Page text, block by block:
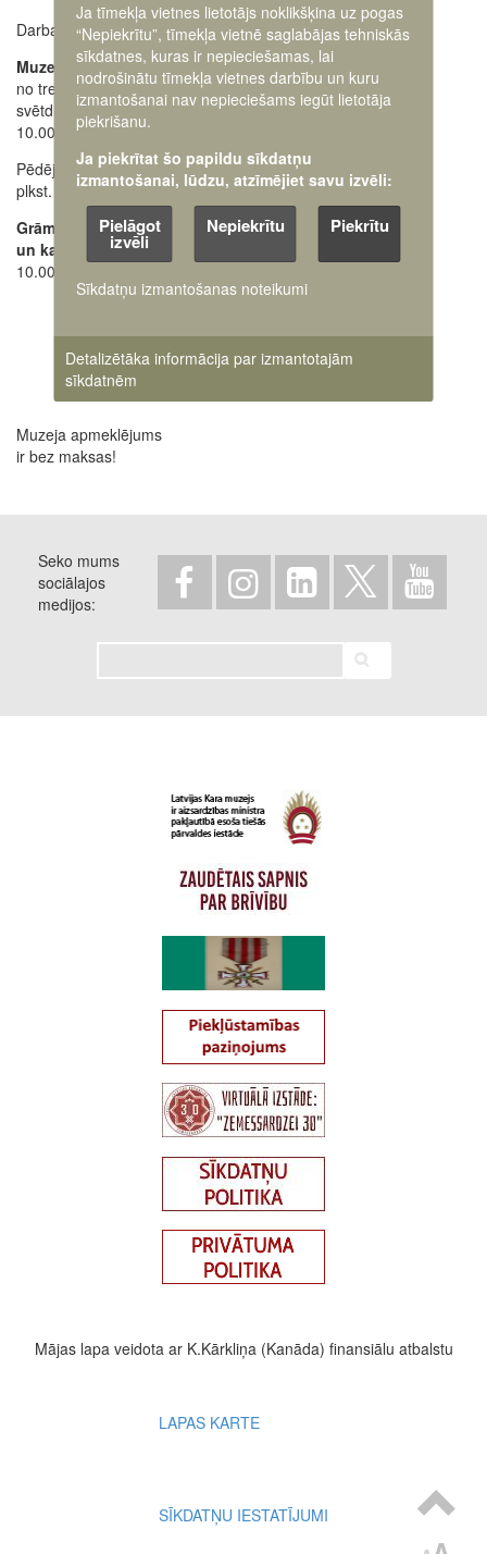
Darba laiki:
Muzejs atvērts:
no trešdienas līdz
svētdienai
10.00 - 18.00
Pēdējos apmeklētājus ielaiž
plkst. 17.30
Grāmatu tirdzniecības
un kases darba laiks:
10.00 - 17.45
Muzeja administrācija
+371 63616238
Ekskursiju pieteikšana
+371 28662648
Oficiālais e-pasts:
pasts@karamuzejs.lv
Raksti mums uz e-adresi
Muzeja apmeklējums
ir bez maksas!
Seko mums
sociālajos
medijos
Mājas lapa veidota ar K.Kārkliņa (Kanāda) finansiālu atbalstu
Footer
LAPAS KARTE
SĪKDATŅU IESTATĪJUMI
Ja tīmekļa vietnes lietotājs noklikšķina uz pogas
“Nepiekrītu”, tīmekļa vietnē saglabājas tehniskās
sīkdatnes, kuras ir nepieciešamas, lai
nodrošinātu tīmekļa vietnes darbību un kuru
izmantošanai nav nepieciešams iegūt lietotāja
piekrišanu.
Ja piekrītat šo papildu sīkdatņu
izmantošanai, lūdzu, atzīmējiet savu izvēli:
Pielāgot
izvēli
Nepiekrītu Piekrītu
Sīkdatņu izmantošanas noteikumi
Detalizētāka informācija par izmantotajām
sīkdatnēm